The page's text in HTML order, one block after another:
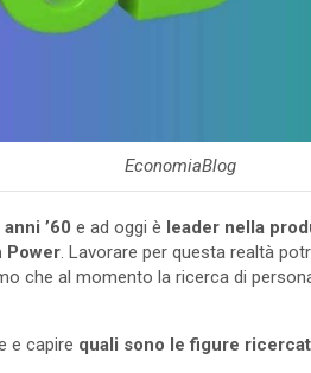
EconomiaBlog
’60 e ad oggi è leader nella
Power. Lavorare per questa realtà
che al momento la ricerca di
e capire quali sono le figure